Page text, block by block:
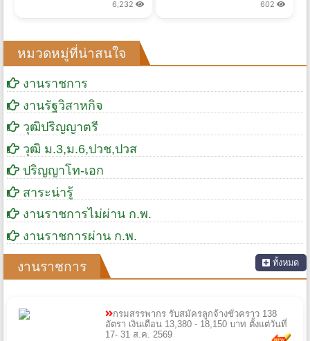
6,232
602
หมวดหมู่ที่น่าสนใจ
งานราชการ
งานรัฐวิสาหกิจ
วุฒิปริญญาตรี
วุฒิ ม.3,ม.6,ปวช,ปวส
ปริญญาโท-เอก
สาระน่ารู้
งานราชการไม่ผ่าน ก.พ.
งานราชการผ่าน ก.พ.
งานราชการ ทั้งหมด
กรมสรรพากร รับสมัครลูกจ้างชั่วคราว 138
อัตรา เงินเดือน 13,380 - 18,150 บาท ตั้งแต่วันที่
17- 31 ส.ค. 2569